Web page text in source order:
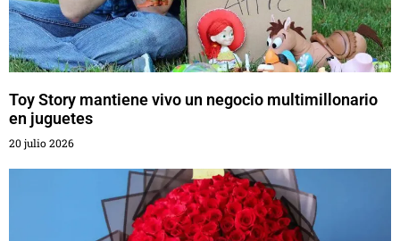
Toy Story mantiene vivo un negocio multimillonario
en juguetes
20 julio 2026